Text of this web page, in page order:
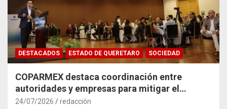
DESTACADOS ESTADO DE QUERETARO SOCIEDAD
COPARMEX destaca coordinación entre
autoridades y empresas para mitigar el
impacto del Tren México–Querétaro
24/07/2026 redacción